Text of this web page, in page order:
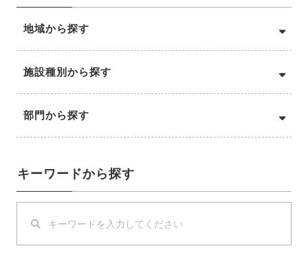
地域から探す
施設種別から探す
部門から探す
キーワードから探す